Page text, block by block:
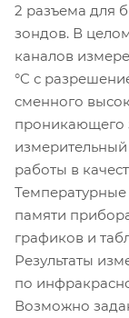
2 разъема для
зондов. В
каналов
°C с
сменного
проникающего
работы в
Температурные
памяти
графиков и
Результаты
по
Возможно